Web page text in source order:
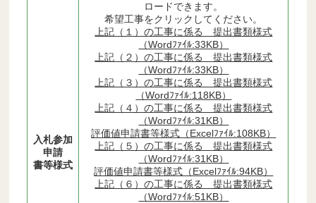
入札参加
申請
書等様式
ロードできます。
希望工事をクリックしてください。
上記（１）の工事に係る 提出書類様式
（Wordﾌｧｲﾙ:33KB）
上記（２）の工事に係る 提出書類様式
（Wordﾌｧｲﾙ:33KB）
上記（３）の工事に係る 提出書類様式
（Wordﾌｧｲﾙ:118KB）
上記（４）の工事に係る 提出書類様式
（Wordﾌｧｲﾙ:31KB）
評価値申請書等様式（Excelﾌｧｲﾙ:108KB）
上記（５）の工事に係る 提出書類様式
（Wordﾌｧｲﾙ:31KB）
評価値申請書等様式（Excelﾌｧｲﾙ:94KB）
上記（６）の工事に係る 提出書類様式
（Wordﾌｧｲﾙ:51KB）